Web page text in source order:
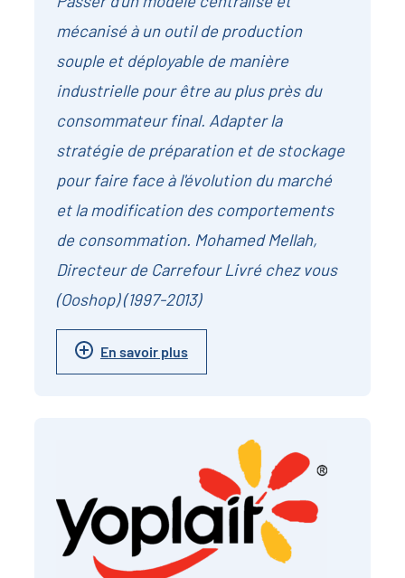
mécanisé à un outil de production
souple et déployable de manière
industrielle pour être au plus près du
consommateur final. Adapter la
stratégie de préparation et de stockage
pour faire face à l'évolution du marché
et la modification des comportements
de consommation. Mohamed Mellah,
Directeur de Carrefour Livré chez vous
(Ooshop) (1997-2013)
En savoir plus